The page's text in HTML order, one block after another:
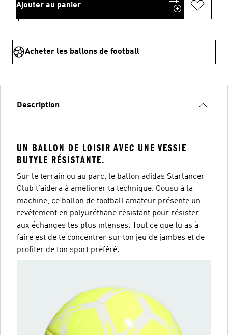
Ajouter au panier
Acheter les ballons de football
Description
UN BALLON DE LOISIR AVEC UNE VESSIE
BUTYLE RÉSISTANTE.
Sur le terrain ou au parc, le ballon adidas Starlancer
Club t'aidera à améliorer ta technique. Cousu à la
machine, ce ballon de football amateur présente un
revêtement en polyuréthane résistant pour résister
aux échanges les plus intenses. Tout ce que tu as à
faire est de te concentrer sur ton jeu de jambes et de
profiter de ton sport préféré.